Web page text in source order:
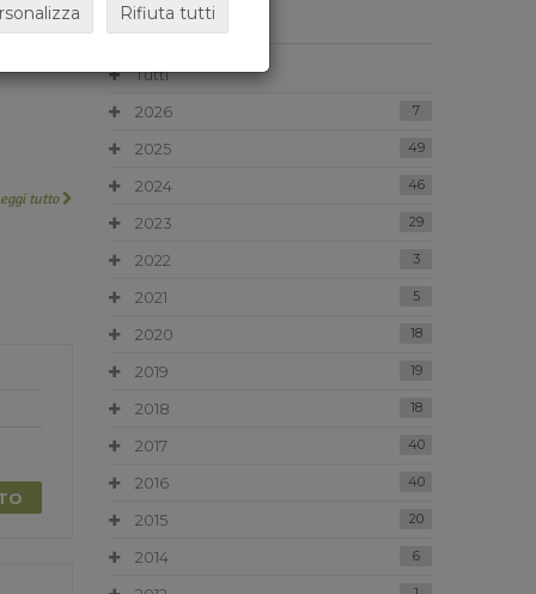
tutto
ARCHIVIO
Tutti
2026
7
2025 49
2024 46
2023 29
2022 3
2021 5
2020 18
2019 19
2018 18
2017 40
2016 40
2015 20
2014 6
Rifiuta tutti